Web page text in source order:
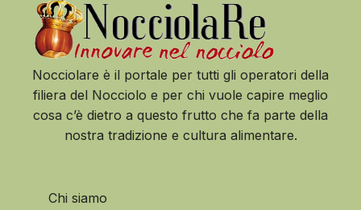
Nocciolare è il portale per tutti gli operatori della
filiera del Nocciolo e per chi vuole capire meglio
cosa c’è dietro a questo frutto che fa parte della
nostra tradizione e cultura alimentare.
Chi siamo